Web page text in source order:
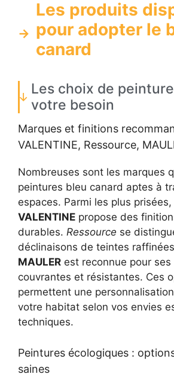
Les produits
pour adopter le
canard
Les choix de
votre besoin
Marques et finitions
VALENTINE, Ressource,
Nombreuses sont les marques
peintures bleu canard aptes à
espaces. Parmi les plus prisées,
VALENTINE propose des
durables. Ressource se
déclinaisons de teintes
MAULER est reconnue pour
couvrantes et résistantes. Ces
permettent une
votre habitat selon vos envies
techniques.
Peintures écologiques :
saines